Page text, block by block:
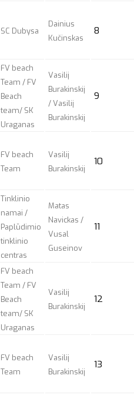
SC Dubysa
Dainius
Kučinskas
8
FV beach
Team / FV
Beach
team/ SK
Uraganas
Vasilij
Burakinskij
/ Vasilij
Burakinskij
9
FV beach
Team
Vasilij
Burakinskij
10
Tinklinio
namai /
Paplūdimio
tinklinio
centras
Matas
Navickas /
Vusal
Guseinov
11
FV beach
Team / FV
Beach
team/ SK
Uraganas
Vasilij
Burakinskij
12
FV beach
Team
Vasilij
Burakinskij
13